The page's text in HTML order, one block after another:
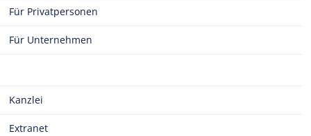
Für Privatpersonen
Für Unternehmen
Kanzlei
Extranet